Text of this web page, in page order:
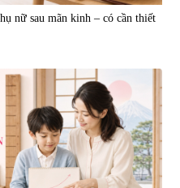
nữ sau mãn kinh – có cần thiết